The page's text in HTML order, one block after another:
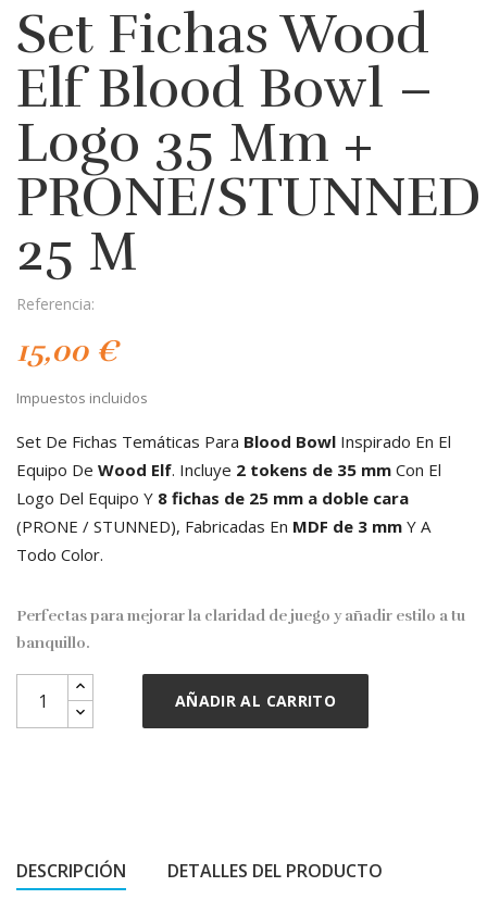
Set Fichas Wood
Elf Blood Bowl –
Logo 35 Mm +
PRONE/STUNNED
25 M
Referencia:
15,00 €
Impuestos incluidos
Set De Fichas Temáticas Para Blood Bowl Inspirado En El
Equipo De Wood Elf. Incluye 2 tokens de 35 mm Con El
Logo Del Equipo Y 8 fichas de 25 mm a doble cara
(PRONE / STUNNED), Fabricadas En MDF de 3 mm Y A
Todo Color.
Perfectas para mejorar la claridad de juego y añadir estilo a tu
banquillo.
AÑADIR AL CARRITO
DESCRIPCIÓN DETALLES DEL PRODUCTO